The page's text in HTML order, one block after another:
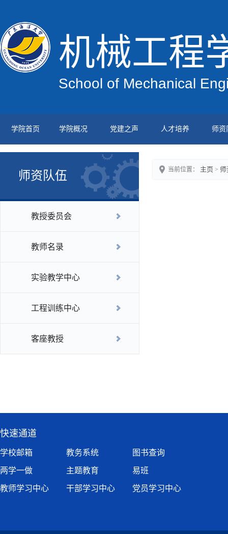
机械工程
School of Mechanical
学院首页 学院概况 党建之声 人才培养 师资
师资队伍
教授委员会
教师名录
实验教学中心
工程训练中心
客座教授
当前位置： 主页 >
快速通道
学校邮箱 教务系统 图书查询
两学一做 主题教育 易班
教师学习中心 干部学习中心 党员学习中心